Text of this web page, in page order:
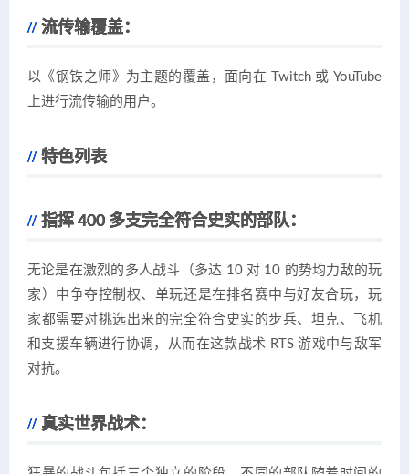
流传输覆盖：
以《钢铁之师》为主题的覆盖，面向在 Twitch 或 YouTube
上进行流传输的用户。
特色列表
指挥 400 多支完全符合史实的部队：
无论是在激烈的多人战斗（多达 10 对 10 的势均力敌的玩
家）中争夺控制权、单玩还是在排名赛中与好友合玩，玩
家都需要对挑选出来的完全符合史实的步兵、坦克、飞机
和支援车辆进行协调，从而在这款战术 RTS 游戏中与敌军
对抗。
真实世界战术：